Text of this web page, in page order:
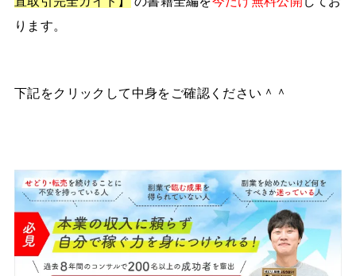
ります。
下記をクリックして中身をご確認ください＾＾